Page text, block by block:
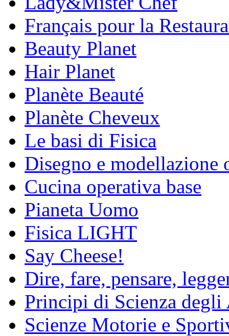
Français pour la
Beauty Planet
Hair Planet
Planète Beauté
Planète Cheveux
Le basi di Fisica
Disegno e modellazione
Cucina operativa base
Pianeta Uomo
Fisica LIGHT
Say Cheese!
Dire, fare, pensare,
Principi di Scienza
Scienze Motorie e